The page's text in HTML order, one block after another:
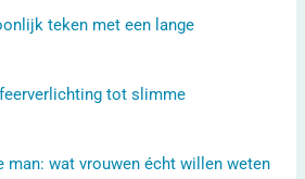
teken met een lange
tot slimme
man: wat vrouwen écht willen weten